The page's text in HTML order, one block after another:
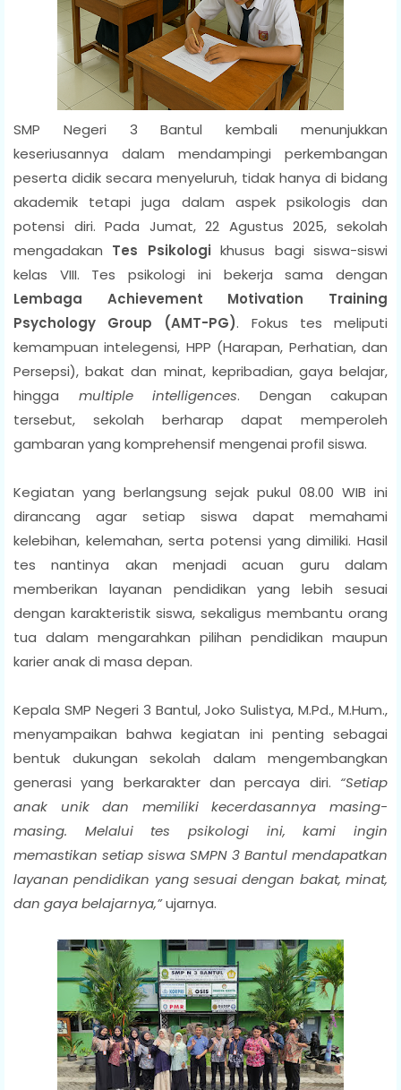
SMP Negeri 3 Bantul kembali menunjukkan
keseriusannya dalam mendampingi perkembangan
peserta didik secara menyeluruh, tidak hanya di bidang
akademik tetapi juga dalam aspek psikologis dan
potensi diri. Pada Jumat, 22 Agustus 2025, sekolah
mengadakan Tes Psikologikhusus bagi siswa-siswi
kelas VIII. Tes psikologi ini bekerja sama dengan
Lembaga Achievement Motivation Training
Psychology Group (AMT-PG). Fokus tes meliputi
kemampuan intelegensi, HPP (Harapan, Perhatian, dan
Persepsi), bakat dan minat, kepribadian, gaya belajar,
hingga multiple intelligences. Dengan cakupan
tersebut, sekolah berharap dapat memperoleh
gambaran yang komprehensif mengenai profil siswa.
Kegiatan yang berlangsung sejak pukul 08.00 WIB ini
dirancang agar setiap siswa dapat memahami
kelebihan, kelemahan, serta potensi yang dimiliki. Hasil
tes nantinya akan menjadi acuan guru dalam
memberikan layanan pendidikan yang lebih sesuai
dengan karakteristik siswa, sekaligus membantu orang
tua dalam mengarahkan pilihan pendidikan maupun
karier anak di masa depan.
Kepala SMP Negeri 3 Bantul, Joko Sulistya, M.Pd., M.Hum.,
menyampaikan bahwa kegiatan ini penting sebagai
bentuk dukungan sekolah dalam mengembangkan
generasi yang berkarakter dan percaya diri. “Setiap
anak unik dan memiliki kecerdasannya masing-
masing. Melalui tes psikologi ini, kami ingin
memastikan setiap siswa SMPN 3 Bantul mendapatkan
layanan pendidikan yang sesuai dengan bakat, minat,
dan gaya belajarnya,”ujarnya.